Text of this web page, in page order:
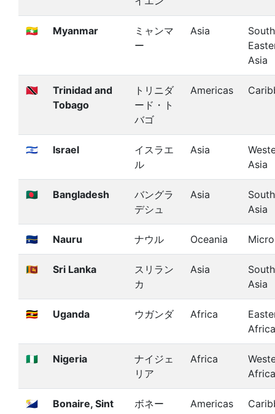
🇲🇲 Myanmar
ミャンマ
ー
Asia
Asia
🇹🇹
Trinidad and
Tobago
トリニダ
ード・ト
バゴ
Americas
🇮🇱 Israel
イスラエ
ル
Asia
Asia
🇧🇩 Bangladesh
バングラ
デシュ
Asia
Asia
🇳🇷 Nauru ナウル Oceania
🇱🇰 Sri Lanka
スリラン
カ
Asia
Asia
🇺🇬 Uganda ウガンダ Africa
Africa
🇳🇬 Nigeria
ナイジェ
リア
Africa
Africa
🇧🇶
Bonaire, Sint
ボネー
Americas